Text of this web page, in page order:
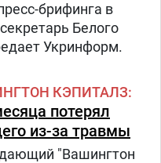
брифинга в
Белого
Укринформ.
КЭПИТАЛЗ
потерял
из-за травмы
"Вашингтон